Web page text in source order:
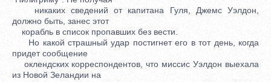
никаких сведений от капитана Гуля, Джемс Уэлдон,
должно быть, занес этот
корабль в список пропавших без вести.
Но какой страшный удар постигнет его в тот день, когда
придет сообщение
оклендских корреспондентов, что миссис Уэлдон выехала
из Новой Зеландии на